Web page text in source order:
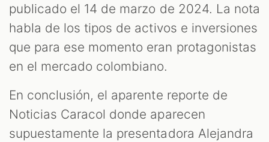
publicado el 14 de marzo de 2024. La nota
habla de los tipos de activos e inversiones
que para ese momento eran protagonistas
en el mercado colombiano.
En conclusión, el aparente reporte de
Noticias Caracol donde aparecen
supuestamente la presentadora Alejandra